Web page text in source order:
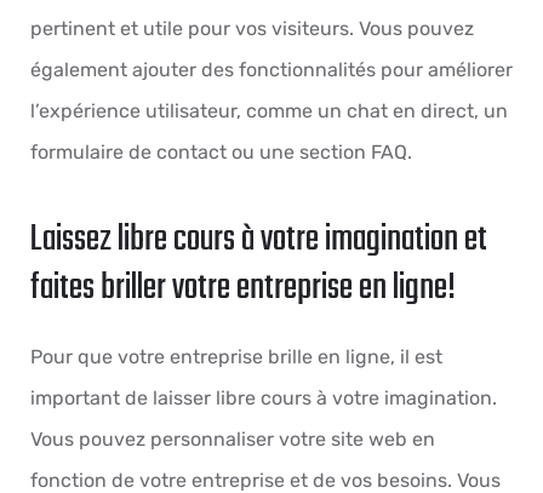
pertinent et utile pour vos visiteurs. Vous pouvez
également ajouter des fonctionnalités pour améliorer
l’expérience utilisateur, comme un chat en direct, un
formulaire de contact ou une section FAQ.
Laissez libre cours à votre imagination et
faites briller votre entreprise en ligne!
Pour que votre entreprise brille en ligne, il est
important de laisser libre cours à votre imagination.
Vous pouvez personnaliser votre site web en
fonction de votre entreprise et de vos besoins. Vous